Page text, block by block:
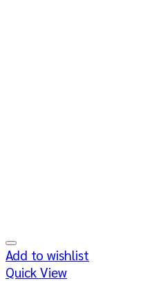
Add to wishlist
Quick View